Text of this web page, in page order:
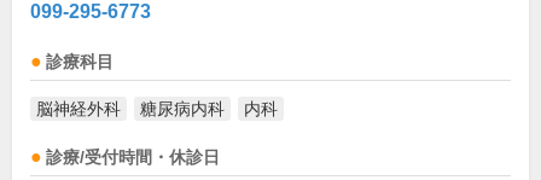
099-295-6773
診療科目
脳神経外科 糖尿病内科 内科
診療/受付時間・休診日